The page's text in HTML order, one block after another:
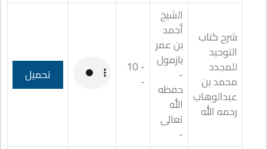
شرح كتاب
التوحيد
للمجدد
محمد بن
عبدالوهاب
رحمه الله
الشيخ
أحمد
بن عمر
بازمول
-
حفظه
الله
تعالى
-
- 10
- تحميل